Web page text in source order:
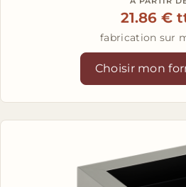
21.86 €
fabrication sur
Choisir mon